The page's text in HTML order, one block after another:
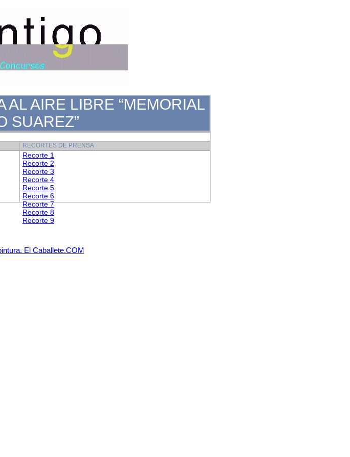
AL AIRE LIBRE “MEMORIAL
SUAREZ”
RECORTES DE PRENSA
Recorte 1
Recorte 2
Recorte 3
Recorte 4
Recorte 5
Recorte 6
Recorte 7
Recorte 8
Recorte 9
El Caballete.COM